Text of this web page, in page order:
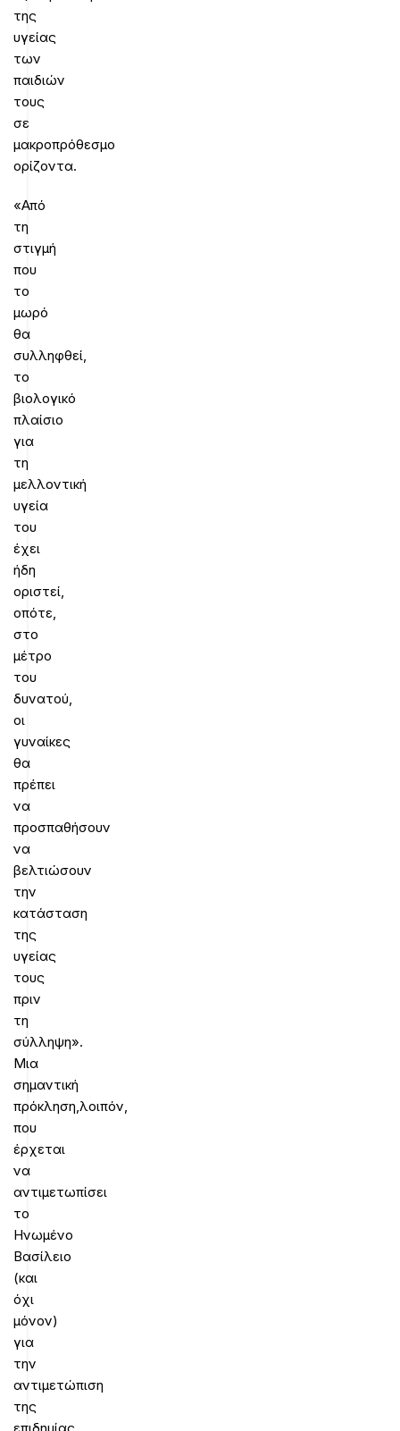
της
υγείας
των
παιδιών
τους
σε
μακροπρόθεσμο
ορίζοντα.
«Από
τη
στιγμή
που
το
μωρό
θα
συλληφθεί,
το
βιολογικό
πλαίσιο
για
τη
μελλοντική
υγεία
του
έχει
ήδη
οριστεί,
οπότε,
στο
μέτρο
του
δυνατού,
οι
γυναίκες
θα
πρέπει
να
προσπαθήσουν
να
βελτιώσουν
την
κατάσταση
της
υγείας
τους
πριν
τη
σύλληψη».
Μια
σημαντική
πρόκληση,λοιπόν,
που
έρχεται
να
αντιμετωπίσει
το
Ηνωμένο
Βασίλειο
(και
όχι
μόνον)
για
την
αντιμετώπιση
της